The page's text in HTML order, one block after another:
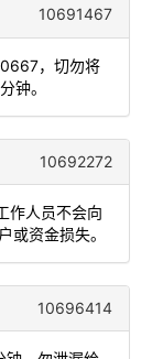
10691467
，切勿将
钟。
10692272
作人员不会向
或资金损失。
10696414